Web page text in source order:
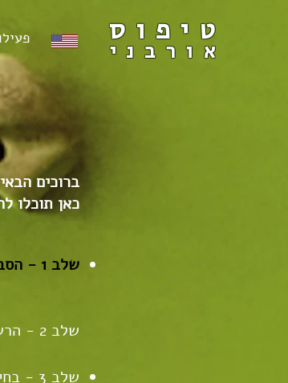
טיפוס
אורבני
ברוכים
כאן תוכלו
שלב 1 - הסבר על החוגים.
שלב 2 - הרשמה להתאחדות.
שלב 3 - בחירת קבוצה ותשלום.